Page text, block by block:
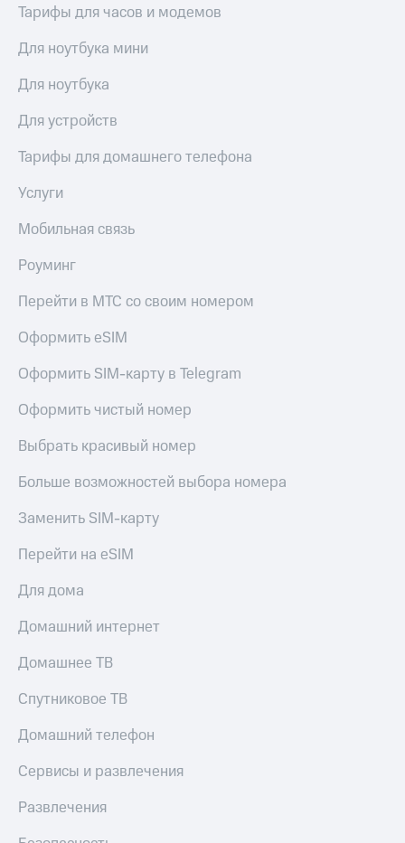
Тарифы для часов и модемов
Для ноутбука мини
Для ноутбука
Для устройств
Тарифы для домашнего телефона
Услуги
Мобильная связь
Роуминг
Перейти в МТС со своим номером
Оформить eSIM
Оформить SIM-карту в Telegram
Оформить чистый номер
Выбрать красивый номер
Больше возможностей выбора номера
Заменить SIM-карту
Перейти на eSIM
Для дома
Домашний интернет
Домашнее ТВ
Спутниковое ТВ
Домашний телефон
Сервисы и развлечения
Развлечения